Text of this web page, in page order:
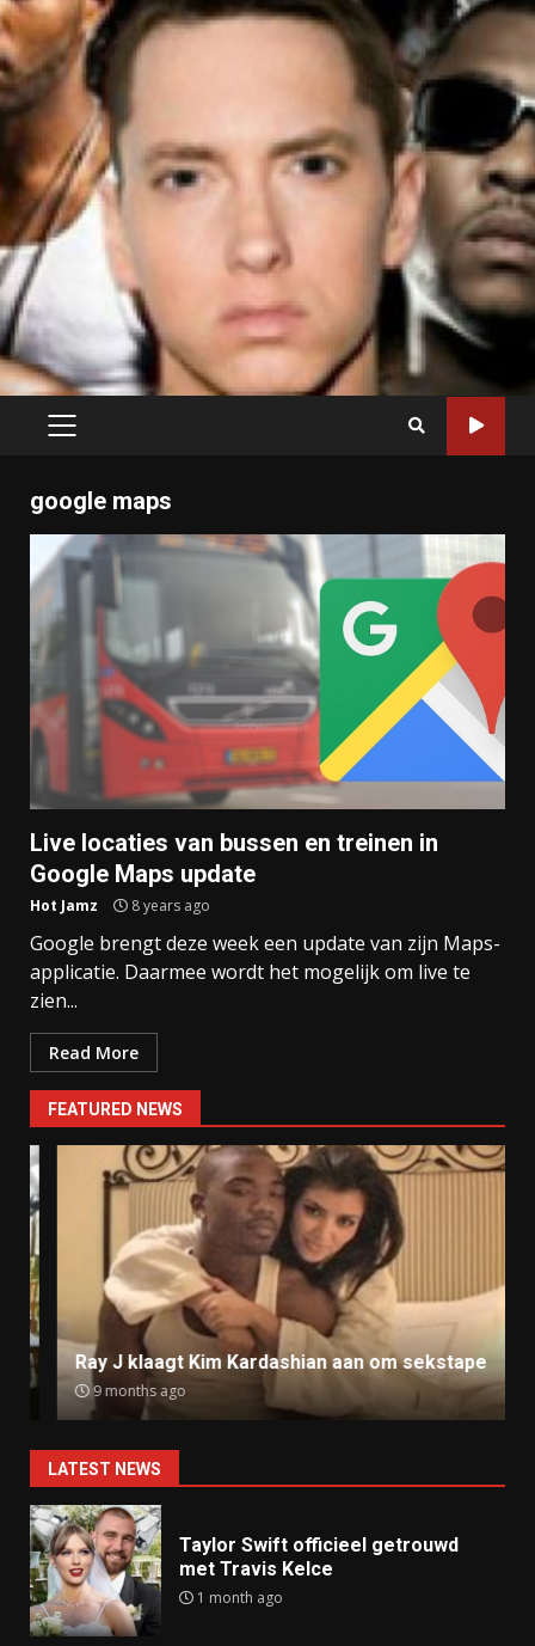
PRIMARY
google maps
Live locaties van bussen en treinen in
Google Maps update
Hot Jamz 8 years ago
Google brengt deze week een update van zijn Maps-
applicatie. Daarmee wordt het mogelijk om live te
zien...
Read More
FEATURED NEWS
Ray J klaagt Kim Kardashian aan om sekstape
9 months ago
LATEST NEWS
Taylor Swift officieel getrouwd
met Travis Kelce
1 month ago